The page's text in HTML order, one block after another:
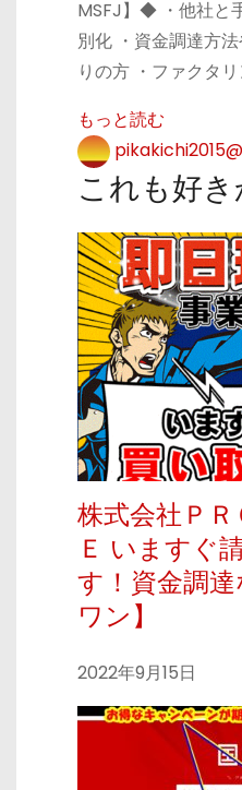
MSFJ】◆ ・他社と
別化 ・資金調達方
りの方 ・ファクタ
もっと読む
これも好き
株式会社ＰＲ
Ｅ いますぐ
す！資金調
ワン】
2022年9月15日